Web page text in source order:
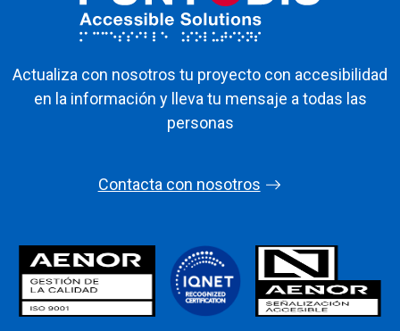
Actualiza con nosotros tu proyecto con accesibilidad
en la información y lleva tu mensaje a todas las
personas
Contacta con nosotros